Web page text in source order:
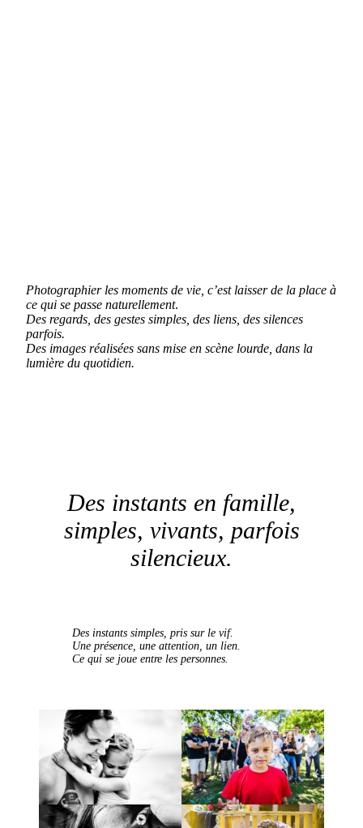
Photographier les moments de vie, c’est laisser de la place à
ce qui se passe naturellement.
Des regards, des gestes simples, des liens, des silences
parfois.
Des images réalisées sans mise en scène lourde, dans la
lumière du quotidien.
Des instants en famille,
simples, vivants, parfois
silencieux.
Des instants simples, pris sur le vif.
Une présence, une attention, un lien.
Ce qui se joue entre les personnes.